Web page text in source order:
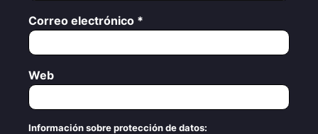
Correo electrónico *
Web
Información sobre protección de datos: